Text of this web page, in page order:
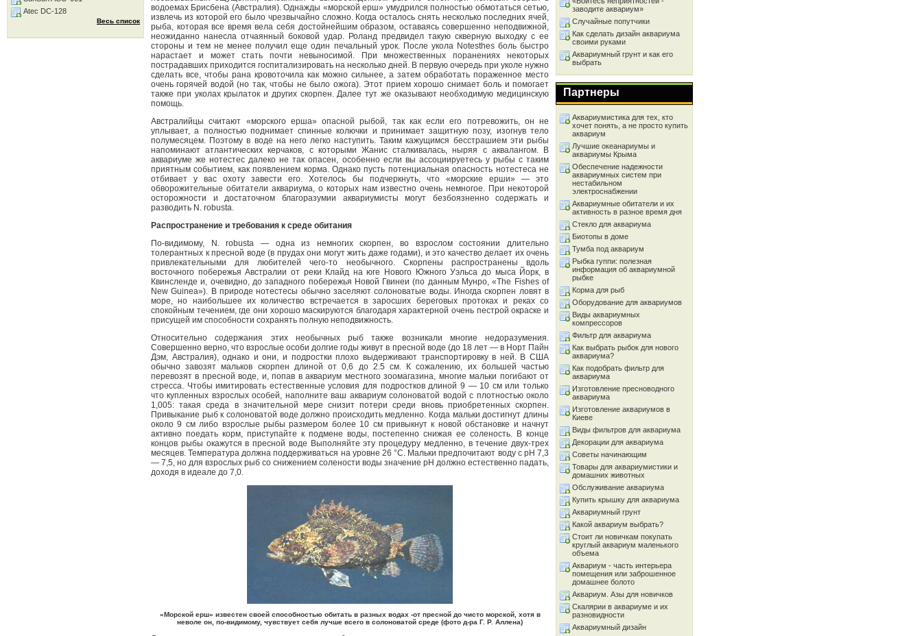
водоемах Брисбена (Австралия). Однажды «морской ерш» умудрился полностью обмотаться сетью,
извлечь из которой его было чрезвычайно сложно. Когда осталось снять несколько последних ячей,
рыба, которая все время вела себя достойнейшим образом, оставаясь совершенно неподвижной,
неожиданно нанесла отчаянный боковой удар. Роланд предвидел такую скверную выходку с ее
стороны и тем не менее получил еще один печальный урок. После укола Notesthes боль быстро
нарастает и может стать почти невыносимой. При множественных поранениях некоторых
пострадавших приходится госпитализировать на несколько дней. В первую очередь при уколе нужно
сделать все, чтобы рана кровоточила как можно сильнее, а затем обработать пораженное место
очень горячей водой (но так, чтобы не было ожога). Этот прием хорошо снимает боль и помогает
также при уколах крылаток и других скорпен. Далее тут же оказывают необходимую медицинскую
помощь.
Австралийцы считают «морского ерша» опасной рыбой, так как если его потревожить, он не
уплывает, а полностью поднимает спинные колючки и принимает защитную позу, изогнув тело
полумесяцем. Поэтому в воде на него легко наступить. Таким кажущимся бесстрашием эти рыбы
напоминают атлантических керчаков, с которыми Жанис сталкивалась, ныряя с аквалангом. В
аквариуме же нотестес далеко не так опасен, особенно если вы ассоциируетесь у рыбы с таким
приятным событием, как появлением корма. Однако пусть потенциальная опасность нотестеса не
отбивает у вас охоту завести его. Хотелось бы подчеркнуть, что «морские ерши» — это
обворожительные обитатели аквариума, о которых нам известно очень немногое. При некоторой
осторожности и достаточном благоразумии аквариумисты могут безбоязненно содержать и
разводить N. robusta.
Распространение и требования к среде обитания
По-видимому, N. robusta — одна из немногих скорпен, во взрослом состоянии длительно
толерантных к пресной воде (в прудах они могут жить даже годами), и это качество делает их очень
привлекательными для любителей чего-то необычного. Скорпены распространены вдоль
восточного побережья Австралии от реки Клайд на юге Нового Южного Уэльса до мыса Йорк, в
Квинсленде и, очевидно, до западного побережья Новой Гвинеи (по данным Мунро, «The Fishes of
New Guinea»). В природе нотестесы обычно заселяют солоноватые воды. Иногда скорпен ловят в
море, но наибольшее их количество встречается в заросших береговых протоках и реках со
спокойным течением, где они хорошо маскируются благодаря характерной очень пестрой окраске и
присущей им способности сохранять полную неподвижность.
Относительно содержания этих необычных рыб также возникали многие недоразумения.
Совершенно верно, что взрослые особи долгие годы живут в пресной воде (до 18 лет — в Норт Пайн
Дэм, Австралия), однако и они, и подростки плохо выдерживают транспортировку в ней. В США
обычно завозят мальков скорпен длиной от 0,6 до 2.5 см. К сожалению, их большей частью
перевозят в пресной воде, и, попав в аквариум местного зоомагазина, многие мальки погибают от
стресса. Чтобы имитировать естественные условия для подростков длиной 9 — 10 см или только
что купленных взрослых особей, наполните ваш аквариум солоноватой водой с плотностью около
1,005: такая среда в значительной мере снизит потери среди вновь приобретенных скорпен.
Привыкание рыб к солоноватой воде должно происходить медленно. Когда мальки достигнут длины
около 9 см либо взрослые рыбы размером более 10 см привыкнут к новой обстановке и начнут
активно поедать корм, приступайте к подмене воды, постепенно снижая ее соленость. В конце
концов рыбы окажутся в пресной воде Выполняйте эту процедуру медленно, в течение двух-трех
месяцев. Температура должна поддерживаться на уровне 26 °С. Мальки предпочитают воду с рН 7,3
— 7,5, но для взрослых рыб со снижением солености воды значение рН должно естественно падать,
доходя в идеале до 7,0.
«Морской ерш» известен своей способностью обитать в разных водах -от пресной до чисто морской, хотя в
неволе он, по-видимому, чувствует себя лучше всего в солоноватой среде (фото д-ра Г. Р. Аллена)
заводите аквариум»
Случайные попутчики
Как сделать дизайн аквариума
своими руками
Аквариумный грунт и как его
выбрать
Партнеры
Аквариумистика для тех, кто
хочет понять, а не просто купить
аквариум
Лучшие океанариумы и
аквариумы Крыма
Обеспечение надежности
аквариумных систем при
нестабильном
электроснабжении
Аквариумные обитатели и их
активность в разное время дня
Стекло для аквариума
Биотопы в доме
Тумба под аквариум
Рыбка гуппи: полезная
информация об аквариумной
рыбке
Корма для рыб
Оборудование для аквариумов
Виды аквариумных
компрессоров
Фильтр для аквариума
Как выбрать рыбок для нового
аквариума?
Как подобрать фильтр для
аквариума
Изготовление пресноводного
аквариума
Изготовление аквариумов в
Киеве
Виды фильтров для аквариума
Декорации для аквариума
Советы начинающим
Товары для аквариумистики и
домашних животных
Обслуживание аквариума
Купить крышку для аквариума
Аквариумный грунт
Какой аквариум выбрать?
Стоит ли новичкам покупать
круглый аквариум маленького
объема
Аквариум - часть интерьера
помещения или заброшенное
домашнее болото
Аквариум. Азы для новичков
Скалярии в аквариуме и их
разновидности
Аквариумный дизайн
Atec DC-128
Весь список